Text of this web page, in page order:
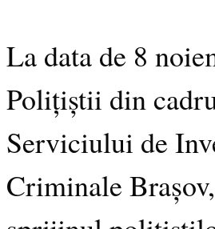
La data de 8
Polițiștii din
Serviciului de
Criminale